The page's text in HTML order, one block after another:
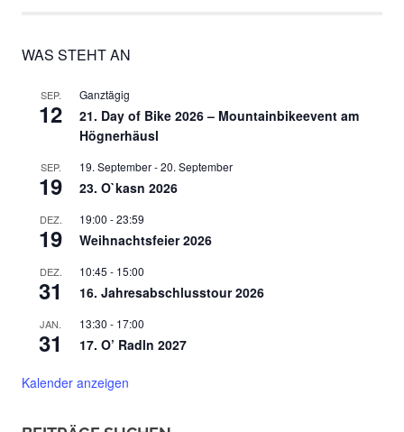
WAS STEHT AN
SEP.
12
Ganztägig
21. Day of Bike 2026 – Mountainbikeevent am
Högnerhäusl
SEP.
19
19. September-20. September
23. O`kasn 2026
DEZ.
19
19:00 -23:59
Weihnachtsfeier 2026
DEZ.
31
10:45 - 15:00
16. Jahresabschlusstour 2026
JAN.
31
13:30 - 17:00
17. O’ Radln 2027
Kalender anzeigen